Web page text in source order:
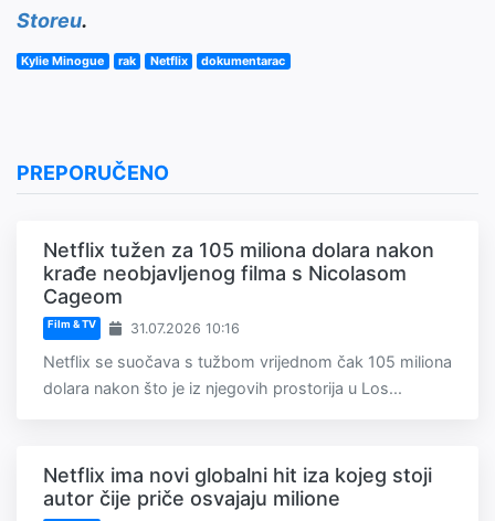
Storeu.
Kylie Minogue rak Netflix dokumentarac
PREPORUČENO
Netflix tužen za 105 miliona dolara nakon
krađe neobjavljenog filma s Nicolasom
Cageom
Film & TV 31.07.2026 10:16
Netflix se suočava s tužbom vrijednom čak 105 miliona
dolara nakon što je iz njegovih prostorija u Los...
Netflix ima novi globalni hit iza kojeg stoji
autor čije priče osvajaju milione